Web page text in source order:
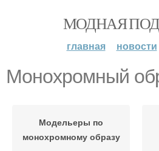
МОДНАЯ
главная новости
Монохромный
Модельеры по
монохромному образу